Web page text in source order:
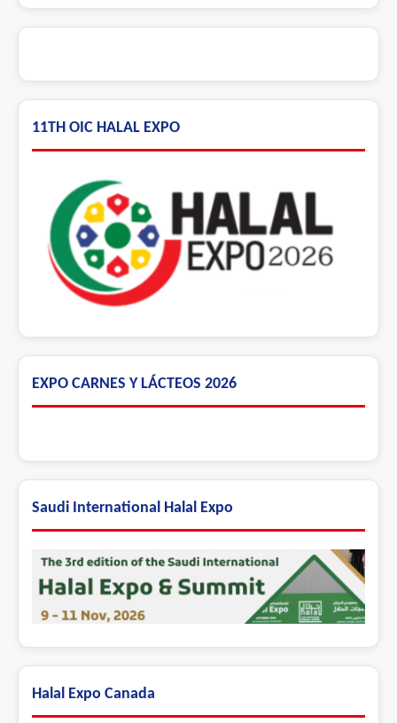
11TH OIC HALAL EXPO
EXPO CARNES Y LÁCTEOS 2026
Saudi International Halal Expo
Halal Expo Canada